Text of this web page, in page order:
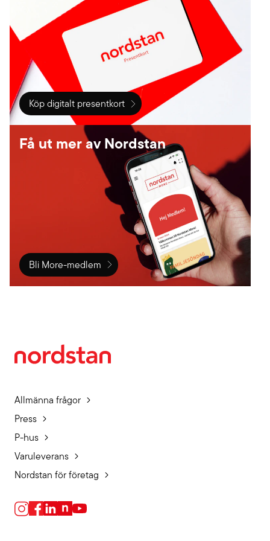
bjuder Nordstan upp till bugg och foxtrot och på scen
står de stora namnen inom dansbandsvärlden. Fullt
med folk och dansglädje är bara förnamnet!
Köp digitalt presentkort
Få ut mer av Nordstan
Bli More-medlem
Allmänna frågor
Press
P-hus
Varuleverans
Nordstan för företag